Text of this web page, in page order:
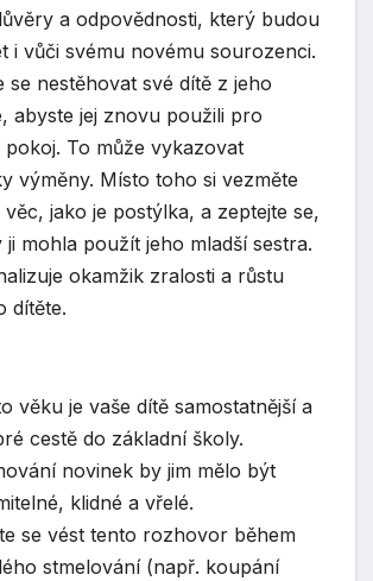
a odpovědnosti, který budou
i vůči svému novému sourozenci.
se nestěhovat své dítě z jeho
abyste jej znovu použili pro
pokoj. To může vykazovat
výměny. Místo toho si vezměte
jako je postýlka, a zeptejte se,
ji mohla použít jeho mladší sestra.
okamžik zralosti a růstu
dítěte.
věku je vaše dítě samostatnější a
cestě do základní školy.
novinek by jim mělo být
klidné a vřelé.
se vést tento rozhovor během
stmelování (např. koupání